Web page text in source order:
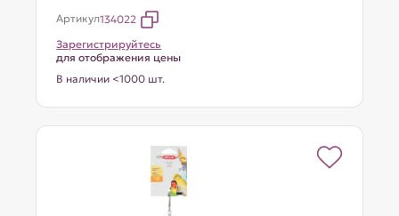
Артикул134022
Зарегистрируйтесь
для отображения цены
В наличии <1000 шт.